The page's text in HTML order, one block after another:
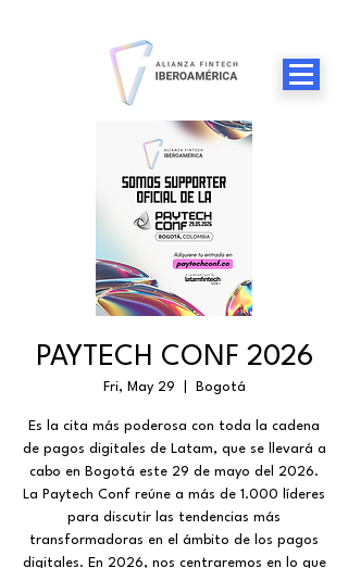
PAYTECH CONF 2026
Fri, May 29 Bogotá
​Es la cita más poderosa con toda la cadena
de pagos digitales de Latam, que se llevará a
cabo en Bogotá este 29 de mayo del 2026.
​La Paytech Conf reúne a más de 1.000 líderes
para discutir las tendencias más
transformadoras en el ámbito de los pagos
digitales. En 2026, nos centraremos en lo que